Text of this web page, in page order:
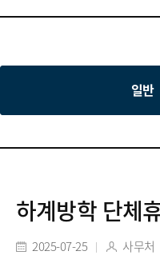
일반
하계방학 단체
2025-07-25 사무처